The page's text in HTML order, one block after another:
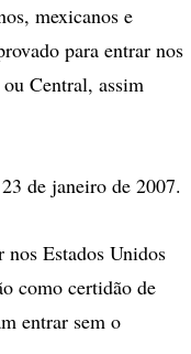
mexicanos e
para entrar nos
Central, assim
de janeiro de 2007.
nos Estados Unidos
como certidão de
entrar sem o